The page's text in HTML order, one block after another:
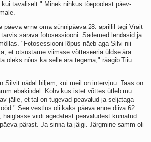
kui tavaliselt." Minek nihkus tõepoolest päev-
päeva enne oma sünnipäeva 28. aprillil tegi Vrait
särava fotosessiooni. Sädemed lendasid ja
"Fotosessiooni lõpus näeb aga Silvi nii
et otsustame viimase võtteseeria üldse ära
oleks nõus ka selle ära tegema," räägib Tiiu
Silvit nädal hiljem, kui meil on intervjuu. Taas on
ebakindel. Kohvikus istet võttes ütleb mu
jälle, et tal on tugevad peavalud ja seljataga
See vestlus oli kaks päeva enne diiva 62.
haiglasse viidi ägedatest peavaludest kurnatud
pärast. Ja sinna ta jäigi. Järgmine samm oli